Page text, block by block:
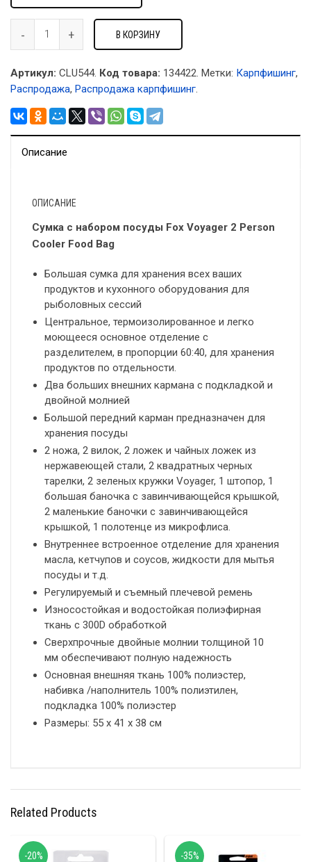
В КОРЗИНУ
Артикул: CLU544. Код товара: 134422. Метки: Карпфишинг,
Распродажа, Распродажа карпфишинг.
Описание
ОПИСАНИЕ
Сумка с набором посуды Fox Voyager 2 Person
Cooler Food Bag
Большая сумка для хранения всех ваших
продуктов и кухонного оборудования для
рыболовных сессий
Центральное, термоизолированное и легко
моющееся основное отделение с
разделителем, в пропорции 60:40, для хранения
продуктов по отдельности.
Два больших внешних кармана с подкладкой и
двойной молнией
Большой передний карман предназначен для
хранения посуды
2 ножа, 2 вилок, 2 ложек и чайных ложек из
нержавеющей стали, 2 квадратных черных
тарелки, 2 зеленых кружки Voyager, 1 штопор, 1
большая баночка с завинчивающейся крышкой,
2 маленькие баночки с завинчивающейся
крышкой, 1 полотенце из микрофлиса.
Внутреннее встроенное отделение для хранения
масла, кетчупов и соусов, жидкости для мытья
посуды и т.д.
Регулируемый и съемный плечевой ремень
Износостойкая и водостойкая полиэфирная
ткань с 300D обработкой
Сверхпрочные двойные молнии толщиной 10
мм обеспечивают полную надежность
Основная внешняя ткань 100% полиэстер,
набивка /наполнитель 100% полиэтилен,
подкладка 100% полиэстер
Размеры: 55 x 41 x 38 см
Related Products
-20% -35%